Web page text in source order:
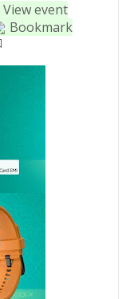
View event
Bookmark